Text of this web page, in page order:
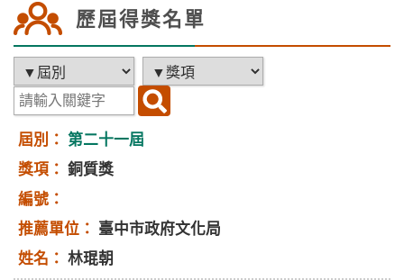
歷屆得獎名單
第二十一屆
銅質獎
臺中市政府文化局
林琨朝